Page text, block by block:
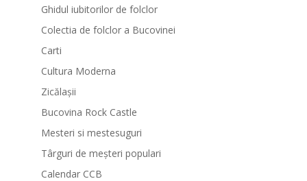
Ghidul iubitorilor de folclor
Colectia de folclor a Bucovinei
Carti
Cultura Moderna
Zicălașii
Bucovina Rock Castle
Mesteri si mestesuguri
Târguri de meșteri populari
Calendar CCB